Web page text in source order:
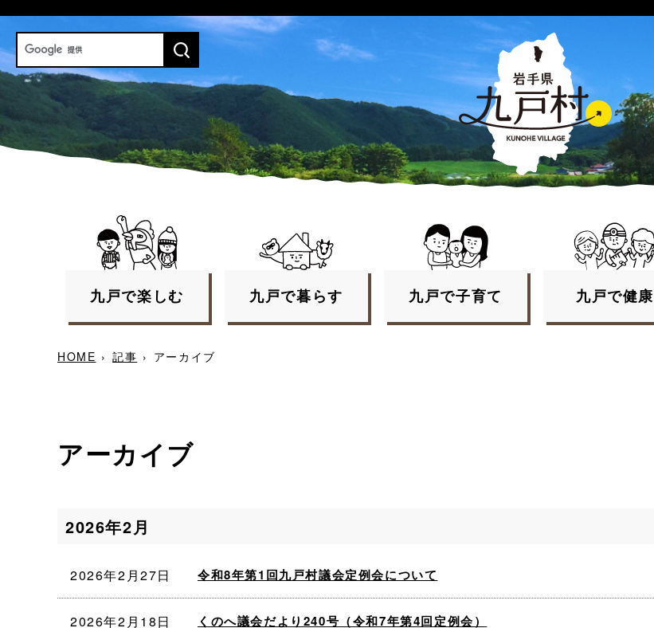
九戸で楽しむ 九戸で暮らす 九戸で子育て 九戸で健康
HOME › 記事 › アーカイブ
アーカイブ
2026年2月
2026年2月27日 令和8年第1回九戸村議会定例会について
2026年2月18日 くのへ議会だより240号（令和7年第4回定例会）